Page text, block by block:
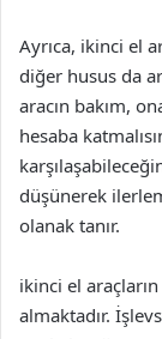
Ayrıca, ikinci el
diğer husus da
aracın bakım,
hesaba
düşünerek
olanak tanır.
ikinci el
almaktadır.